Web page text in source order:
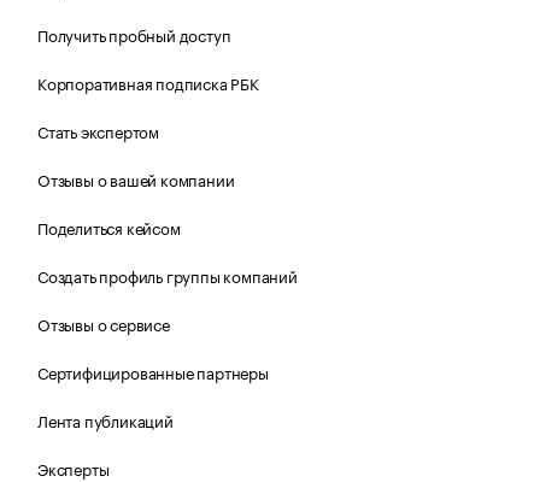
Получить пробный доступ
Корпоративная подписка РБК
Стать экспертом
Отзывы о вашей компании
Поделиться кейсом
Создать профиль группы компаний
Отзывы о сервисе
Сертифицированные партнеры
Лента публикаций
Эксперты